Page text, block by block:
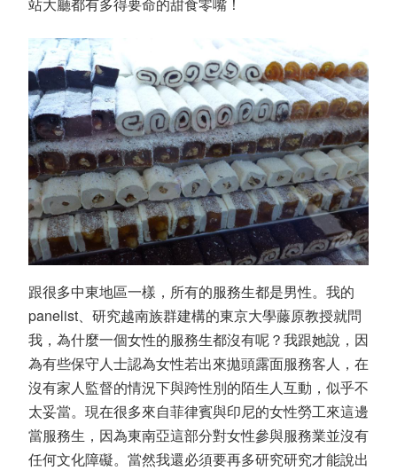
跟很多中東地區一樣，所有的服務生都是男性。我的
panelist、研究越南族群建構的東京大學藤原教授就問
我，為什麼一個女性的服務生都沒有呢？我跟她說，因
為有些保守人士認為女性若出來拋頭露面服務客人，在
沒有家人監督的情況下與跨性別的陌生人互動，似乎不
太妥當。現在很多來自菲律賓與印尼的女性勞工來這邊
當服務生，因為東南亞這部分對女性參與服務業並沒有
任何文化障礙。當然我還必須要再多研究研究才能說出